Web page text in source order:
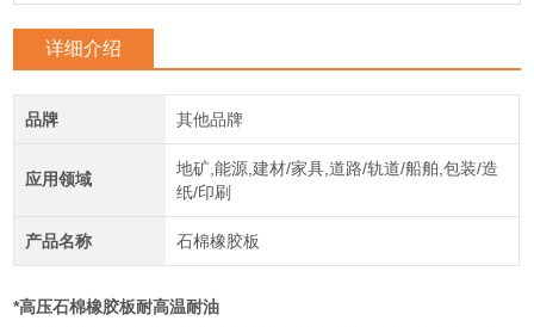
详细介绍
品牌 其他品牌
应用领域
地矿,能源,建材/家具,道路/轨道/船舶,包装/造
纸/印刷
产品名称 石棉橡胶板
*高压石棉橡胶板耐高温耐油